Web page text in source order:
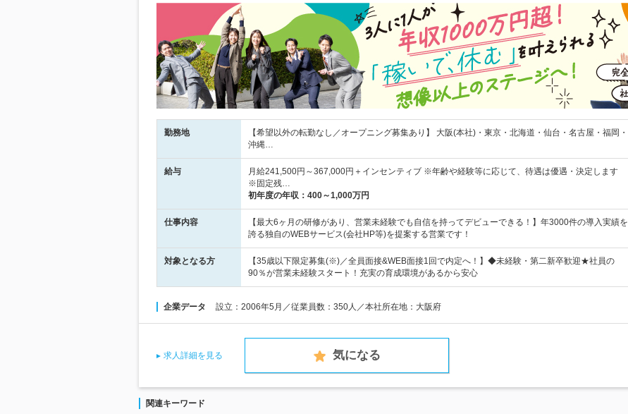
勤務地
【希望以外の転勤なし／オープニング募集あり】 大阪(本社)・東京・北海道・仙台・名古屋・福岡・
沖縄…
給与
月給241,500円～367,000円＋インセンティブ ※年齢や経験等に応じて、待遇は優遇・決定します
※固定残…
初年度の年収： 400～1,000万円
仕事内容
【最大6ヶ月の研修があり、営業未経験でも自信を持ってデビューできる！】年3000件の導入実績を
誇る独自のWEBサービス(会社HP等)を提案する営業です！
対象となる方
【35歳以下限定募集(※)／全員面接&WEB面接1回で内定へ！】◆未経験・第二新卒歓迎★社員の
90％が営業未経験スタート！充実の育成環境があるから安心
企業データ 設立：2006年5月／従業員数：350人／本社所在地：大阪府
求人詳細を見る 気になる
関連キーワード